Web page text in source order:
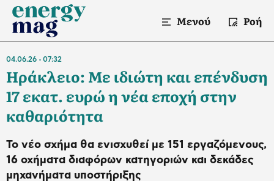
Μενού Ροή
04.06.26 07:32
Ηράκλειο: Με ιδιώτη και επένδυση
17 εκατ. ευρώ η νέα εποχή στην
καθαριότητα
Το νέο σχήμα θα ενισχυθεί με 151 εργαζόμενους,
16 οχήματα διαφόρων κατηγοριών και δεκάδες
μηχανήματα υποστήριξης